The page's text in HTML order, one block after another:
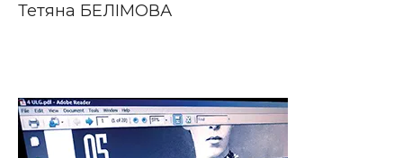
Тетяна БЕЛІМОВА